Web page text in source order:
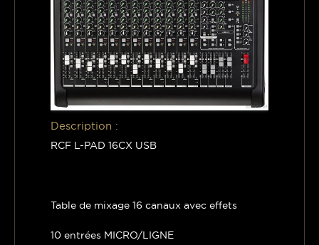
Description :
RCF L-PAD 16CX USB
Table de mixage 16 canaux avec effets
10 entrées MICRO/LIGNE